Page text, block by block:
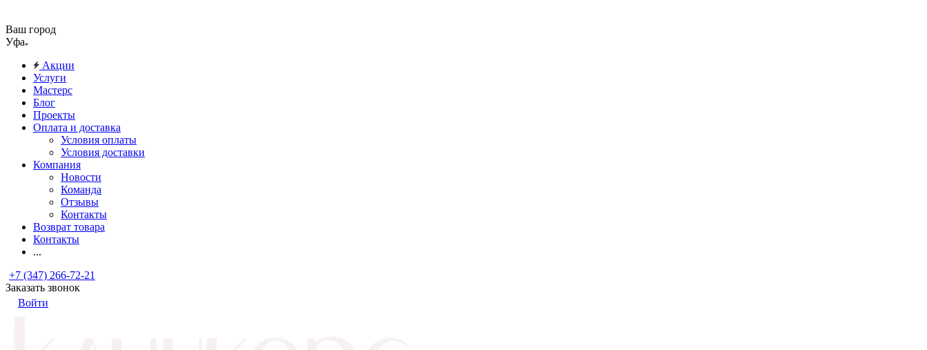
Ваш город
Уфа
Акции
Услуги
Мастерс
Блог
Проекты
Оплата и доставка
Условия оплаты
Условия доставки
Компания
Новости
Команда
Отзывы
Контакты
Возврат товара
Контакты
...
+7 (347) 266-72-21
Заказать звонок
Войти